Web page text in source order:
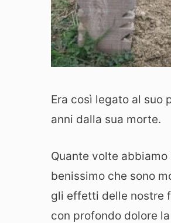
Era così legato al suo
anni dalla sua morte.
Quante volte
benissimo che sono
gli effetti delle nostre
con profondo dolore